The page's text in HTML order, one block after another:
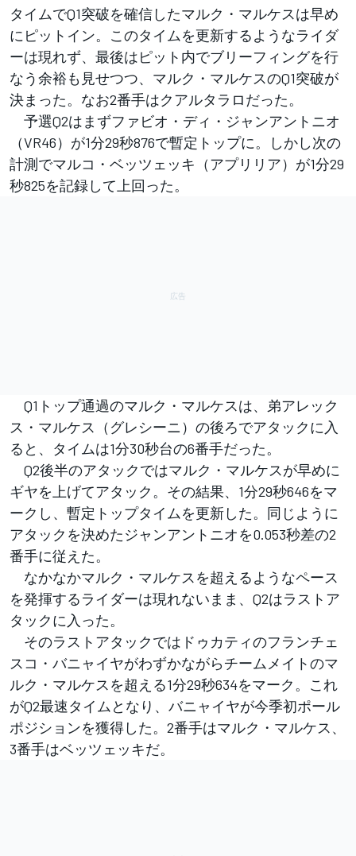
タイムでQ1突破を確信したマルク・マルケスは早め
にピットイン。このタイムを更新するようなライダ
ーは現れず、最後はピット内でブリーフィングを行
なう余裕も見せつつ、マルク・マルケスのQ1突破が
決まった。なお2番手はクアルタラロだった。
予選Q2はまずファビオ・ディ・ジャンアントニオ
（VR46）が1分29秒876で暫定トップに。しかし次の
計測でマルコ・ベッツェッキ（アプリリア）が1分29
秒825を記録して上回った。
Q1トップ通過のマルク・マルケスは、弟アレック
ス・マルケス（グレシーニ）の後ろでアタックに入
ると、タイムは1分30秒台の6番手だった。
Q2後半のアタックではマルク・マルケスが早めに
ギヤを上げてアタック。その結果、1分29秒646をマ
ークし、暫定トップタイムを更新した。同じように
アタックを決めたジャンアントニオを0.053秒差の2
番手に従えた。
なかなかマルク・マルケスを超えるようなペース
を発揮するライダーは現れないまま、Q2はラストア
タックに入った。
そのラストアタックではドゥカティのフランチェ
スコ・バニャイヤがわずかながらチームメイトのマ
ルク・マルケスを超える1分29秒634をマーク。これ
がQ2最速タイムとなり、バニャイヤが今季初ポール
ポジションを獲得した。2番手はマルク・マルケス、
3番手はベッツェッキだ。